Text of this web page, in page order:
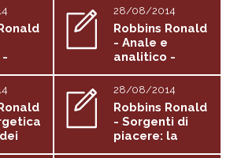
-
28/08/2014
Robbins Ronald
- Anale e
analitico -
Seconda parte
28/08/2014
Robbins Ronald
- Sorgenti di
piacere: la
gioia...